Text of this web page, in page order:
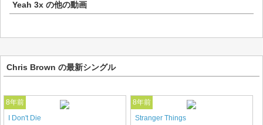
Yeah 3x の他の動画
Chris Brown の最新シングル
8年前
I Don't Die
8年前
Stranger Things